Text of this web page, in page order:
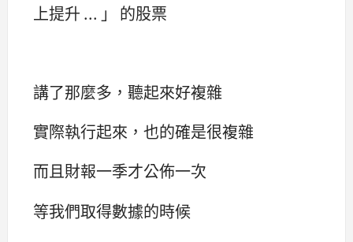
上提升 ... 」 的股票
講了那麼多，聽起來好複雜
實際執行起來，也的確是很複雜
而且財報一季才公佈一次
等我們取得數據的時候